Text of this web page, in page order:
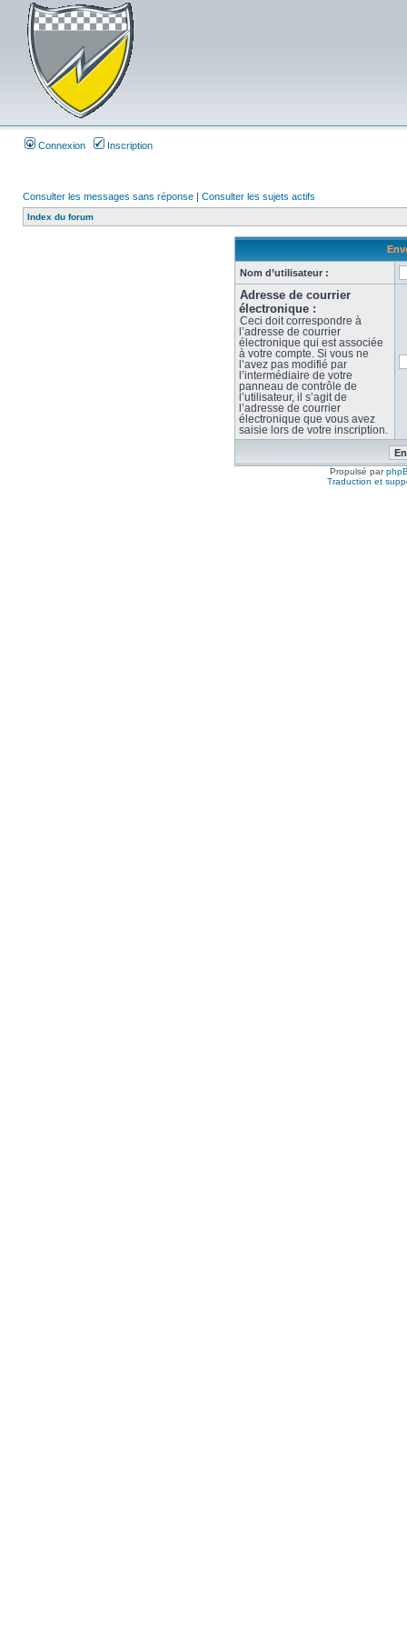
Connexion Inscription
Consulter les messages sans réponse | Consulter les sujets actifs
Index du forum
Nom d’utilisateur :
Adresse de courrier
électronique :
Ceci doit correspondre à
l’adresse de courrier
électronique qui est associée
à votre compte. Si vous ne
l’avez pas modifié par
l’intermédiaire de votre
panneau de contrôle de
l’utilisateur, il s’agit de
l’adresse de courrier
électronique que vous avez
saisie lors de votre inscription.
Propulsé par
Traduction et